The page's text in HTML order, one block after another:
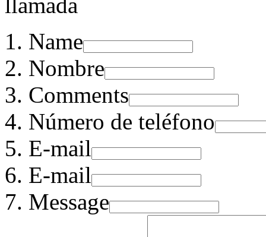
llamada
Name
Nombre
Comments
Número de teléfono
E-mail
E-mail
Message